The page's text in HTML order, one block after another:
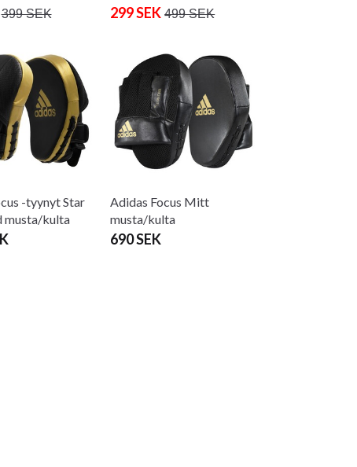
399 SEK 299 SEK 499 SEK
-tyynyt Star
​​​​musta/kulta
Adidas Focus Mitt
musta/kulta
690 SEK